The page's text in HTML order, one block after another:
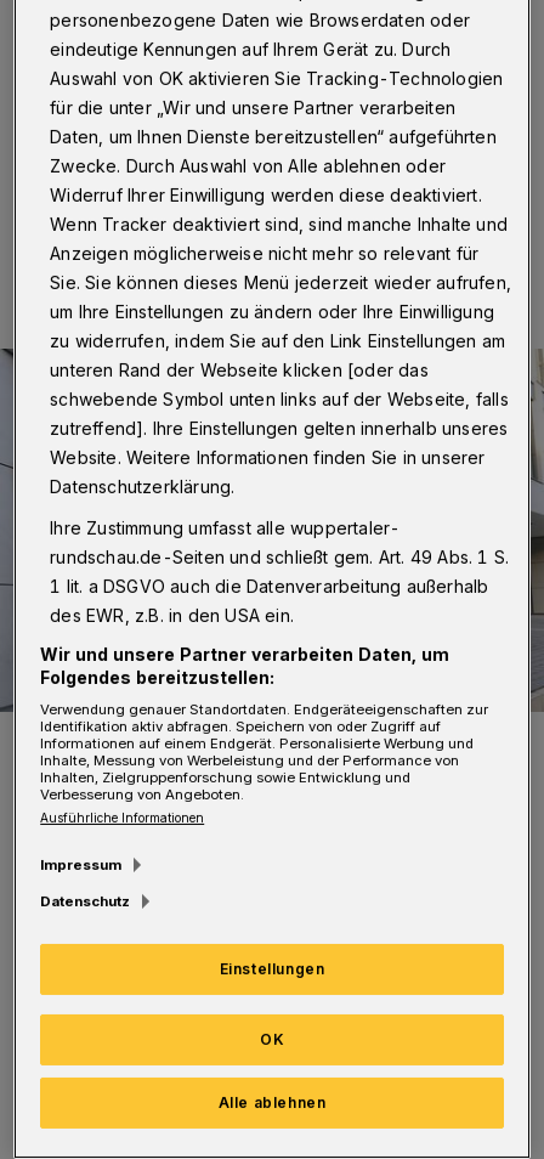
Wuppertal
Der Vorstand der Wuppertaler Stadtwerke
(WSW) hat vom Betreiberunternehmen „Goldbeck
Public Partner“ offiziell die Schlüssel für die neue
Zentrale an der Bromberger Straße erhalten.
Eine Minute Lesezeit
Von li.: Carsten Hense (Geschäftsführer Goldbeck Public Partner),
WSW-Vorstandsvorsitzender Markus Hilkenbach, Katrin Emmert
(Leiterin WSW-Gebäudemanagement), WSW-Arbeitsdirektor
Markus Schlomski und Jörg Kleine-Limberg, Gesamtprojektleiter
für das Bauvorhaben für Goldbeck.
Zurzeit werden Möbel und Büromaterial ins
neue Gebäude, das bereits mit dem WSW-Logo
versehen ist, transportiert. Im Januar ziehen
dann 450 Mitarbeiterinnen und Mitarbeiter
ein.
personenbezogene Daten wie Browserdaten oder
eindeutige Kennungen auf Ihrem Gerät zu. Durch
Auswahl von OK aktivieren Sie Tracking-Technologien
für die unter „Wir und unsere Partner verarbeiten
Daten, um Ihnen Dienste bereitzustellen“ aufgeführten
Zwecke. Durch Auswahl von Alle ablehnen oder
Widerruf Ihrer Einwilligung werden diese deaktiviert.
Wenn Tracker deaktiviert sind, sind manche Inhalte und
Anzeigen möglicherweise nicht mehr so relevant für
Sie. Sie können dieses Menü jederzeit wieder aufrufen,
um Ihre Einstellungen zu ändern oder Ihre Einwilligung
zu widerrufen, indem Sie auf den Link Einstellungen am
unteren Rand der Webseite klicken [oder das
schwebende Symbol unten links auf der Webseite, falls
zutreffend]. Ihre Einstellungen gelten innerhalb unseres
Website. Weitere Informationen finden Sie in unserer
Datenschutzerklärung.
Ihre Zustimmung umfasst alle wuppertaler-
rundschau.de-Seiten und schließt gem. Art. 49 Abs. 1 S.
1 lit. a DSGVO auch die Datenverarbeitung außerhalb
des EWR, z.B. in den USA ein.
Wir und unsere Partner verarbeiten Daten, um
Folgendes bereitzustellen:
Verwendung genauer Standortdaten. Endgeräteeigenschaften zur
Identifikation aktiv abfragen. Speichern von oder Zugriff auf
Informationen auf einem Endgerät. Personalisierte Werbung und
Inhalte, Messung von Werbeleistung und der Performance von
Inhalten, Zielgruppenforschung sowie Entwicklung und
Verbesserung von Angeboten.
Ausführliche Informationen
Impressum
Datenschutz
Einstellungen
Alle ablehnen
OK